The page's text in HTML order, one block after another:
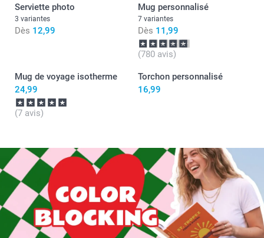
Serviette photo
3 variantes
Dès 12,99
Mug personnalisé
7 variantes
Dès 11,99
(780 avis)
Mug de voyage isotherme
24,99
(7 avis)
Torchon personnalisé
16,99